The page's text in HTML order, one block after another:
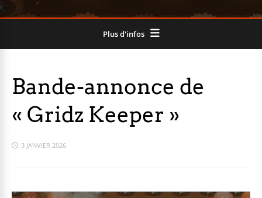
Plus d'infos
Bande-annonce de
« Gridz Keeper »
3 JANVIER 2026